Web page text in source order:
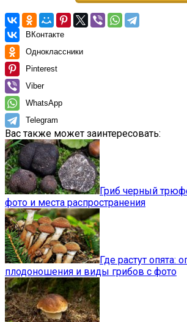
ВКонтакте
Одноклассники
Pinterest
Viber
WhatsApp
Telegram
Вас также может заинтересовать:
Гриб черный
фото и места распространения
Где растут опята:
плодоношения и виды грибов с фото